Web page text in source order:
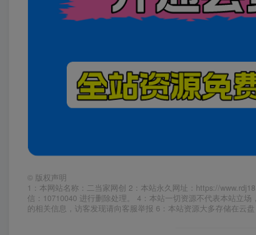
© 版权声明
1：本网站名称：二当家网创 2：本站永久网址：https://
信：10710040 进行删除处理。 4：本站一切资源不代表本站立
的相关信息，访客发现请向客服举报 6：本站资源大多存储在云